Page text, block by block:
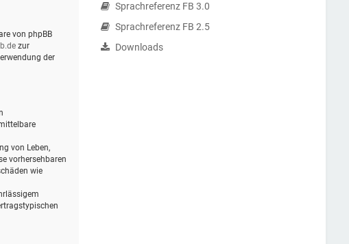
von phpBB
zur
der
von Leben,
vorhersehbaren
wie
Sprachreferenz FB 3.0
Sprachreferenz FB 2.5
Downloads